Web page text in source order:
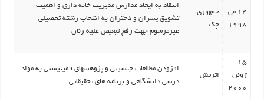
14 می
1998
جمهوری
چک
انتقاد به ایحاد مدارس مدیریت خانه داری و اهمیت
تشویق پسران و دختران به انتخاب رشته تحصیلی
غیرمرسوم جهت رفع تبعیض علیه زنان
15
ژوئن
2000
اتریش
افزودن مطالعات جنسیتی و پژوهشهای فمینیستی به مواد
درسی دانشگاهی و برنامه های تحقیقاتی